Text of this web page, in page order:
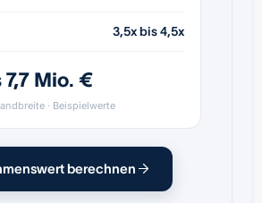
3,5x bis 4,5x
Mio. €
· Beispielwerte
berechnen